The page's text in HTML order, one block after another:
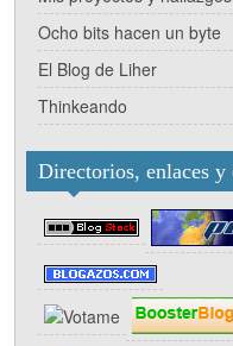
Ocho bits hacen un byte
El Blog de Liher
Thinkeando
Directorios, enlaces y